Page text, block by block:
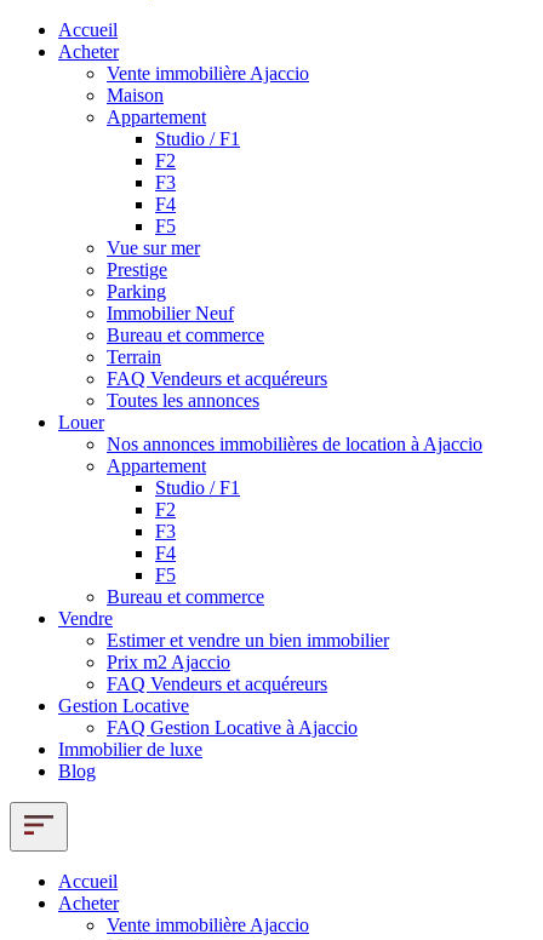
Accueil
Acheter
Vente immobilière Ajaccio
Maison
Appartement
Studio / F1
F2
F3
F4
F5
Vue sur mer
Prestige
Parking
Immobilier Neuf
Bureau et commerce
Terrain
FAQ Vendeurs et acquéreurs
Toutes les annonces
Louer
Nos annonces immobilières de location à Ajaccio
Appartement
Studio / F1
F2
F3
F4
F5
Bureau et commerce
Vendre
Estimer et vendre un bien immobilier
Prix m2 Ajaccio
FAQ Vendeurs et acquéreurs
Gestion Locative
FAQ Gestion Locative à Ajaccio
Immobilier de luxe
Blog
Accueil
Acheter
Vente immobilière Ajaccio